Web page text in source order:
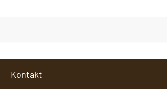
Kontakt